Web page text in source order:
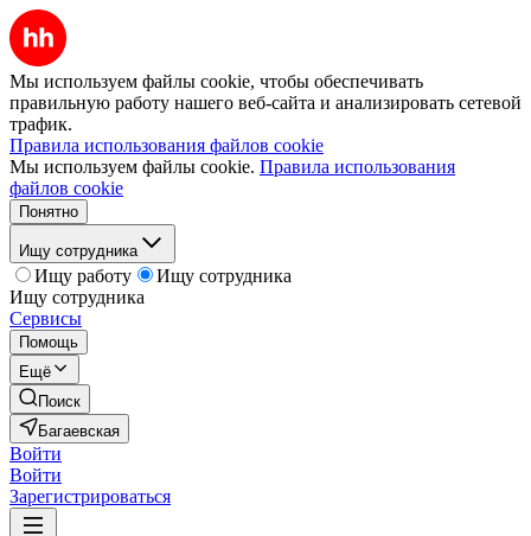
Мы используем файлы cookie, чтобы обеспечивать
правильную работу нашего веб-сайта и анализировать сетевой
трафик.
Правила использования файлов cookie
Мы используем файлы cookie. Правила использования
файлов cookie
Понятно
Ищу сотрудника
Ищу работу
Ищу сотрудника
Ищу сотрудника
Сервисы
Помощь
Ещё
Поиск
Багаевская
Войти
Войти
Зарегистрироваться